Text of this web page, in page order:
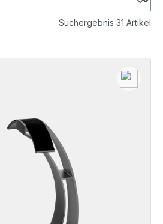
Suchergebnis 31 Artikel